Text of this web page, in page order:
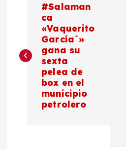
v
e
#Salaman
ca
«Vaquerito
García´»
gana su
sexta
pelea de
box en el
municipio
petrolero